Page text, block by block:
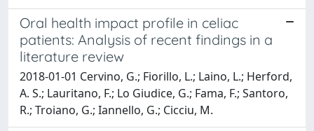
Oral health impact profile in celiac
patients: Analysis of recent findings in a
literature review
2018-01-01 Cervino, G.; Fiorillo, L.; Laino, L.; Herford,
A. S.; Lauritano, F.; Lo Giudice, G.; Fama, F.; Santoro,
R.; Troiano, G.; Iannello, G.; Cicciu, M.